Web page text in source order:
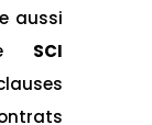
aussi
SCI